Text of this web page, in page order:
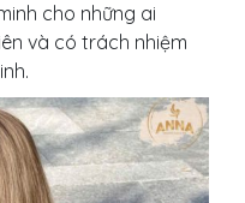
cho những ai
và có trách nhiệm